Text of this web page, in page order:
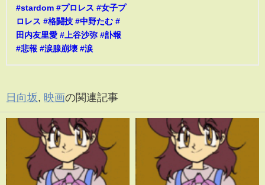
#stardom #プロレス #女子プ
ロレス #格闘技 #中野たむ #
田内友里愛 #上谷沙弥 #訃報
#悲報 #涙腺崩壊 #涙
日向坂, 映画の関連記事